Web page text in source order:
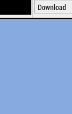
Download